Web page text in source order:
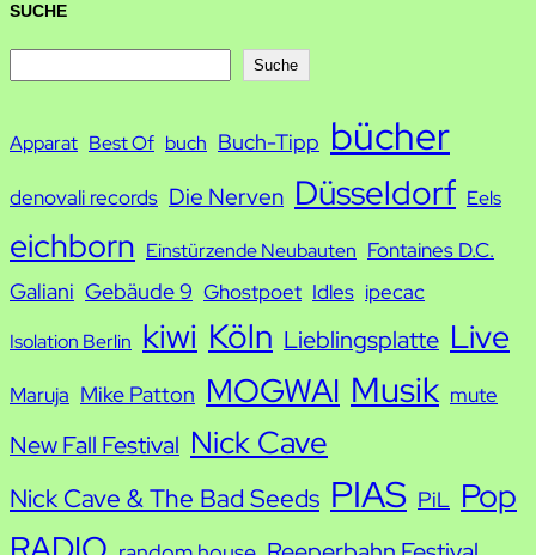
SUCHE
c
Suche
Apparat Best Of buch Buch-Tipp bücher
denovali records Die Nerven Düsseldorf Eels
eichborn Einstürzende Neubauten Fontaines D.C.
Galiani Gebäude 9 Ghostpoet Idles ipecac
Isolation Berlin kiwi Köln Lieblingsplatte Live
Maruja Mike Patton MOGWAI Musik mute
New Fall Festival Nick Cave
Nick Cave & The Bad Seeds PIAS PiL Pop